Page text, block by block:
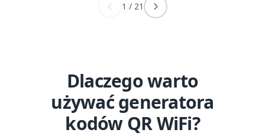
1 / 21
Dlaczego warto
używać generatora
kodów QR WiFi?